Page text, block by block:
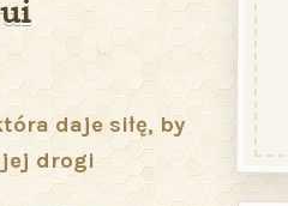
daje siłę, by
drogi